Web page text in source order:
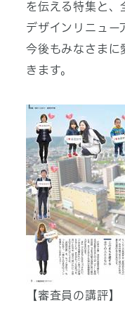
を伝える特集と、
デザインリニュー
今後もみなさまに
きます。
【審査員の講評】